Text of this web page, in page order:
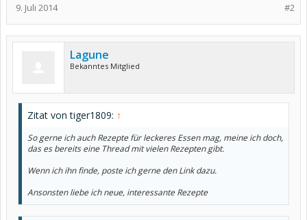
#2
9. Juli 2014
Lagune
Bekanntes Mitglied
Zitat von tiger1809: ↑
So gerne ich auch Rezepte für leckeres Essen mag, meine ich doch,
das es bereits eine Thread mit vielen Rezepten gibt.
Wenn ich ihn finde, poste ich gerne den Link dazu.
Ansonsten liebe ich neue, interessante Rezepte